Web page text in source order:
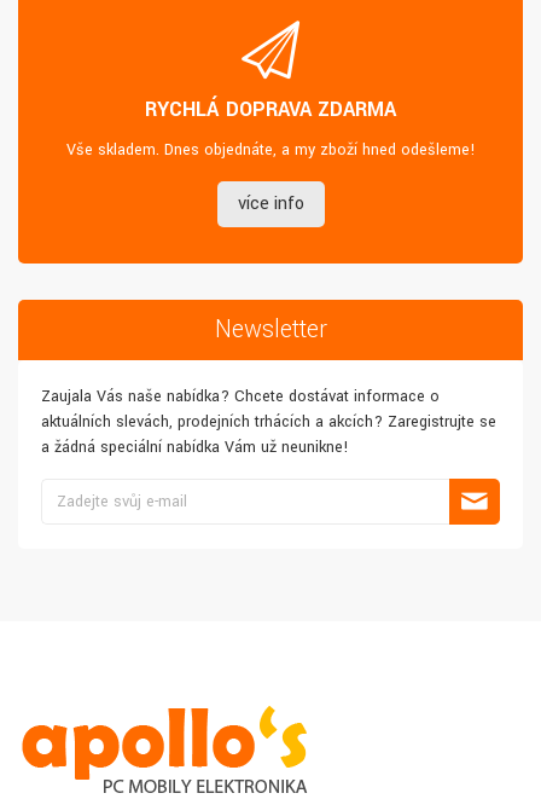
RYCHLÁ DOPRAVA ZDARMA
Vše skladem. Dnes objednáte, a my zboží hned odešleme!
více info
Newsletter
Zaujala Vás naše nabídka? Chcete dostávat informace o
aktuálních slevách, prodejních trhácích a akcích? Zaregistrujte se
a žádná speciální nabídka Vám už neunikne!